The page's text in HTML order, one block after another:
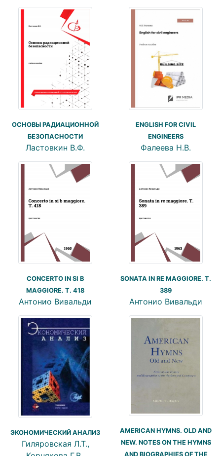
ОСНОВЫ РАДИАЦИОННОЙ
БЕЗОПАСНОСТИ
Ластовкин В.Ф.
ENGLISH FOR CIVIL
ENGINEERS
Фалеева Н.В.
CONCERTO IN SI B
MAGGIORE. T. 418
Антонио Вивальди
SONATA IN RE MAGGIORE. T.
389
Антонио Вивальди
ЭКОНОМИЧЕСКИЙ АНАЛИЗ
Гиляровская Л.Т.,
AMERICAN HYMNS. OLD AND
NEW. NOTES ON THE HYMNS
AND BIOGRAPHIES OF THE